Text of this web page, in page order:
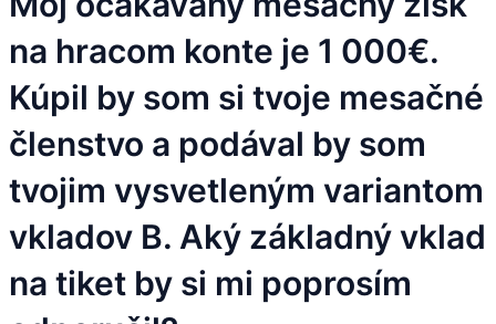
na hracom konte je 1 000€.
Kúpil by som si tvoje mesačné
členstvo a podával by som
tvojim vysvetleným variantom
vkladov B. Aký základný vklad
na tiket by si mi poprosím